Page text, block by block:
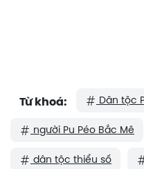
Từ khoá: Dân tộc
người Pu Péo Bắc Mê
dân tộc thiểu số